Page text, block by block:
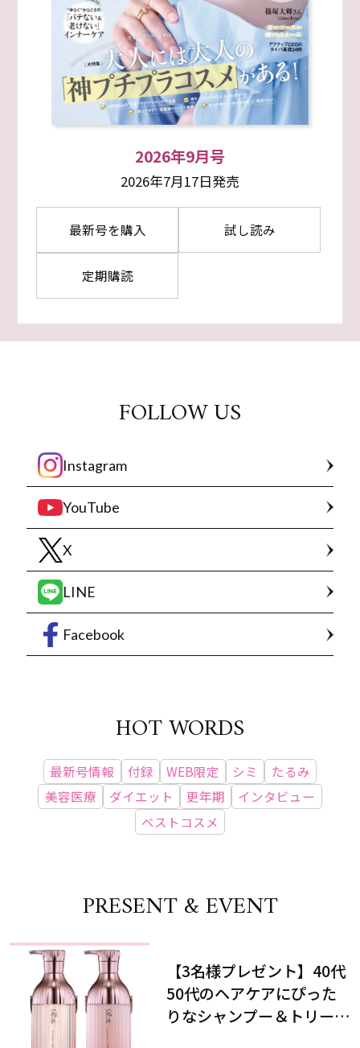
2026年9月号
2026年7月17日発売
最新号を購入 試し読み
定期購読
FOLLOW US
Instagram
YouTube
X
LINE
Facebook
HOT WORDS
最新号情報 付録 WEB限定 シミ
たるみ
美容医療
ダイエット 更年期
インタビュー
ベストコスメ
PRESENT & EVENT
【3名様プレゼント】40代
50代のヘアケアにぴった
りなシャンプー＆トリート